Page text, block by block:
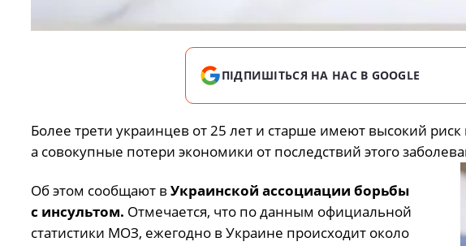
ПІДПИШІТЬСЯ НА НАС В GOOGLE
Более трети украинцев от 25 лет и старше имеют высокий
а совокупные потери экономики от последствий этого
Об этом сообщают в Украинской ассоциации борьбы
с инсультом. Отмечается, что по данным официальной
статистики МОЗ, ежегодно в Украине происходит около